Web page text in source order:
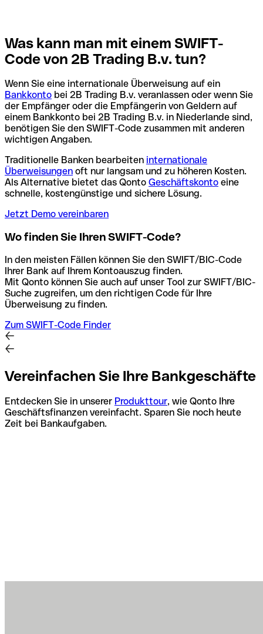
Was kann man mit einem SWIFT-
Code von 2B Trading B.v. tun?
Wenn Sie eine internationale Überweisung auf ein
Bankkonto bei 2B Trading B.v. veranlassen oder wenn Sie
der Empfänger oder die Empfängerin von Geldern auf
einem Bankkonto bei 2B Trading B.v. in Niederlande sind,
benötigen Sie den SWIFT-Code zusammen mit anderen
wichtigen Angaben.
Traditionelle Banken bearbeiten internationale
Überweisungen oft nur langsam und zu höheren Kosten.
Als Alternative bietet das Qonto Geschäftskonto eine
schnelle, kostengünstige und sichere Lösung.
Jetzt Demo vereinbaren
Wo finden Sie Ihren SWIFT-Code?
In den meisten Fällen können Sie den SWIFT/BIC-Code
Ihrer Bank auf Ihrem Kontoauszug finden.
Mit Qonto können Sie auch auf unser Tool zur SWIFT/BIC-
Suche zugreifen, um den richtigen Code für Ihre
Überweisung zu finden.
Zum SWIFT-Code Finder
Vereinfachen Sie Ihre Bankgeschäfte
Entdecken Sie in unserer Produkttour, wie Qonto Ihre
Geschäftsfinanzen vereinfacht. Sparen Sie noch heute
Zeit bei Bankaufgaben.